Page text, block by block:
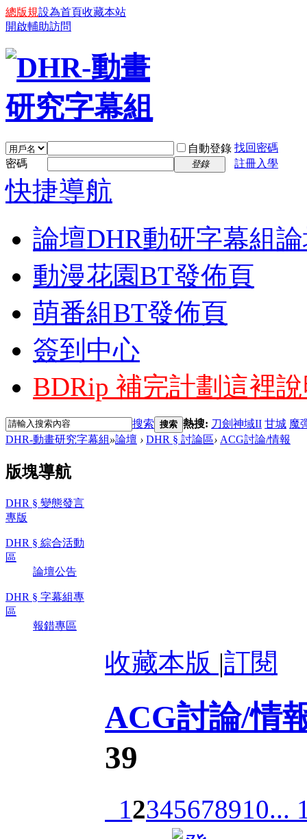
總版規設為首頁收藏本站
開啟輔助訪問
自動登錄 找回密碼
密碼
登錄 註冊入學
快捷導航
論壇DHR動研字幕組
動漫花園BT發佈頁
萌番組BT發佈頁
簽到中心
BDRip 補完計劃 這裡
搜索 搜索 熱搜: 刀劍神域II 甘城 魔
DHR-動畫研究字幕組»論壇 › DHR § 討論區› ACG討論/情報
版塊導航
DHR § 變態發言
專版
DHR § 綜合活動
區
論壇公告
DHR § 字幕組專
區
報錯專區
收藏本版 |訂閱
ACG討論/情
39
1 2345678910...